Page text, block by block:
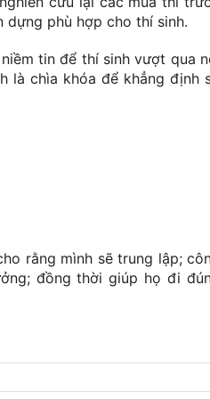
dựng phù hợp cho thí sinh.
tin để thí sinh vượt qua
là chìa khóa để khẳng định
rằng mình sẽ trung lập;
đồng thời giúp họ đi